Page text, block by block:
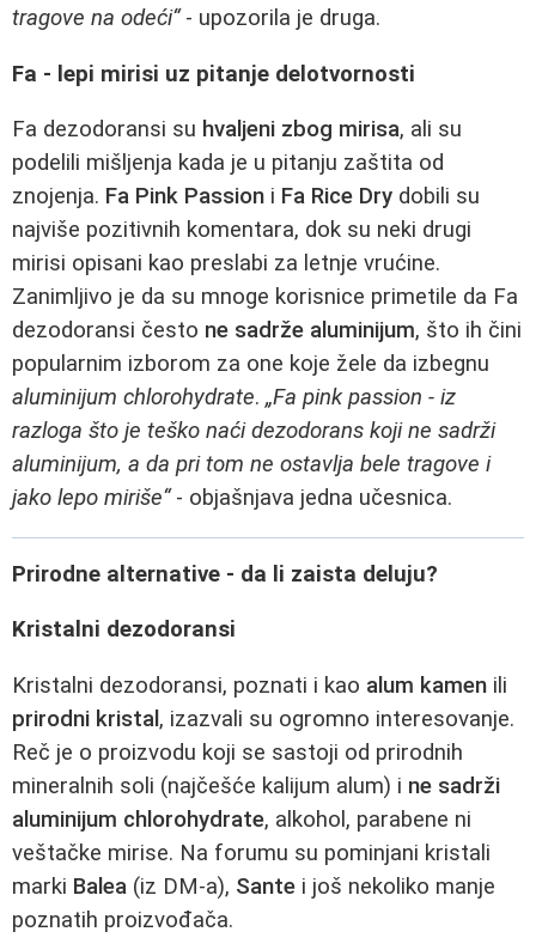
tragove na odeći“- upozorila je druga.
Fa - lepi mirisi uz pitanje delotvornosti
Fa dezodoransi su hvaljeni zbog mirisa, ali su
podelili mišljenja kada je u pitanju zaštita od
znojenja. Fa Pink Passion i Fa Rice Dry dobili su
najviše pozitivnih komentara, dok su neki drugi
mirisi opisani kao preslabi za letnje vrućine.
Zanimljivo je da su mnoge korisnice primetile da Fa
dezodoransi često ne sadrže aluminijum, što ih čini
popularnim izborom za one koje žele da izbegnu
aluminijum chlorohydrate. „Fa pink passion - iz
razloga što je teško naći dezodorans koji ne sadrži
aluminijum, a da pri tom ne ostavlja bele tragove i
jako lepo miriše“- objašnjava jedna učesnica.
Prirodne alternative - da li zaista deluju?
Kristalni dezodoransi
Kristalni dezodoransi, poznati i kao alum kamen ili
prirodni kristal , izazvali su ogromno interesovanje.
Reč je o proizvodu koji se sastoji od prirodnih
mineralnih soli (najčešće kalijum alum) i ne sadrži
aluminijum chlorohydrate, alkohol, parabene ni
veštačke mirise. Na forumu su pominjani kristali
marki Balea (iz DM-a), Sante i još nekoliko manje
poznatih proizvođača.